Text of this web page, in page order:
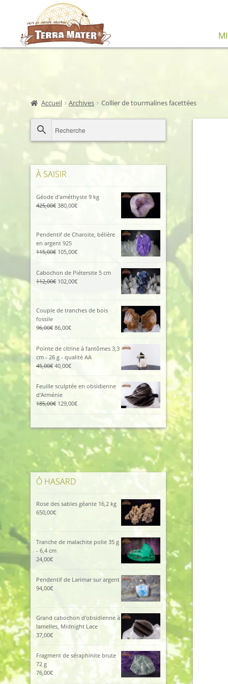
Aller
à
la
Aller
au
contenu
Accueil Archives Collier de tourmalines facettées
À SAISIR
Géode d'améthyste 9 kg
425,00€ Le
380,00€Le
380,00€.
Pendentif de Charoïte, bélière
en argent 925
115,00€ Le
était :
115,00€.
105,00€Le
actuel
est :
105,00€.
Cabochon de Piétersite 5 cm
112,00€ Le
112,00€.
102,00€Le
102,00€.
Couple de tranches de bois
fossile
96,00€ Le
était :
96,00€.
86,00€Le
actuel
est :
86,00€.
Pointe de citrine à fantômes 3,3
cm - 26 g - qualité AA
45,00€ Le
était :
45,00€.
40,00€Le
actuel
est :
Feuille sculptée en obsidienne
d'Arménie
185,00€ Le
était :
185,00€.
129,00€Le
est :
129,00€.
Ô HASARD
Rose des sables géante 16,2 kg
650,00€
Tranche de malachite polie 35 g
- 6,4 cm
24,00€
Pendentif de Larimar sur argent
94,00€
Grand cabochon d'obsidienne à
lamelles, Midnight Lace
37,00€
Fragment de séraphinite brute
72 g
76,00€